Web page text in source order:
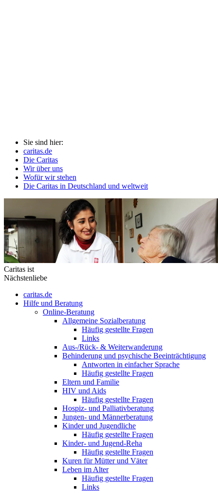
Sie sind hier:
caritas.de
Die Caritas
Wir über uns
Wofür wir stehen
Die Caritas in Deutschland und weltweit
Caritas ist
Nächstenliebe
caritas.de
Hilfe und Beratung
Online-Beratung
Allgemeine Sozialberatung
Häufig gestellte Fragen
Links
Aus-/Rück- & Weiterwanderung
Behinderung und psychische Beeinträchtigung
Antworten in einfacher Sprache
Häufig gestellte Fragen
Eltern und Familie
HIV und Aids
Häufig gestellte Fragen
Hospiz- und Palliativberatung
Jungen- und Männerberatung
Kinder und Jugendliche
Häufig gestellte Fragen
Kinder- und Jugend-Reha
Häufig gestellte Fragen
Kuren für Mütter und Väter
Leben im Alter
Häufig gestellte Fragen
Links